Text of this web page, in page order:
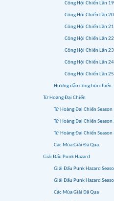
Công Hội Chiến Lần 19
Công Hội Chiến Lần 20
Công Hội Chiến Lần 21
Công Hội Chiến Lần 22
Công Hội Chiến Lần 23
Công Hội Chiến Lần 24
Công Hội Chiến Lần 25
Hướng dẫn công hội chiến
Tứ Hoàng Đại Chiến
Tứ Hoàng Đại Chiến Season
Tứ Hoàng Đại Chiến Season
Tứ Hoàng Đại Chiến Season
Các Mùa Giải Đã Qua
Giải Đấu Punk Hazard
Giải Đấu Punk Hazard
Giải Đấu Punk Hazard
Các Mùa Giải Đã Qua